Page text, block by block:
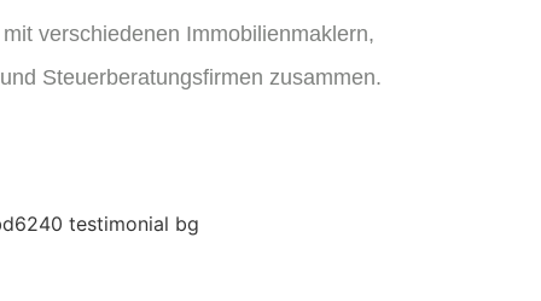
verschiedenen Immobilienmaklern,
Steuerberatungsfirmen zusammen.